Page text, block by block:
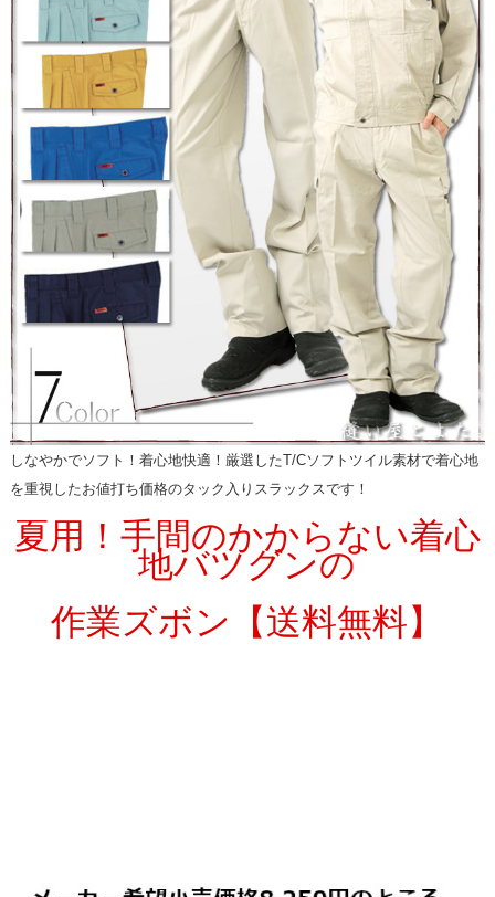
しなやかでソフト！着心地快適！厳選したT/Cソフトツイル素材で着心地
を重視したお値打ち価格のタック入りスラックスです！
夏用！手間のかからない着心
地バツグンの
作業ズボン【送料無料】